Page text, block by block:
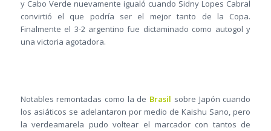
y Cabo Verde nuevamente igualó cuando Sidny Lopes Cabral
convirtió el que podría ser el mejor tanto de la Copa.
Finalmente el 3-2 argentino fue dictaminado como autogol y
una victoria agotadora.
Notables remontadas como la de Brasil sobre Japón cuando
los asiáticos se adelantaron por medio de Kaishu Sano, pero
la verdeamarela pudo voltear el marcador con tantos de